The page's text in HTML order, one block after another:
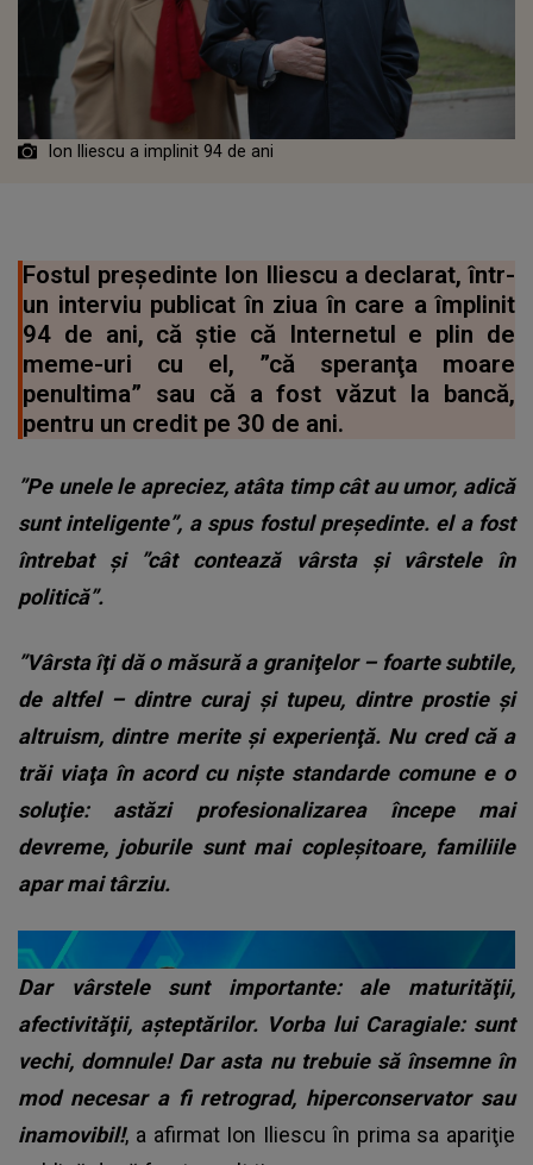
Ion Iliescu a implinit 94 de ani
Fostul preşedinte Ion Iliescu a declarat, într-
un interviu publicat în ziua în care a împlinit
94 de ani, că ştie că Internetul e plin de
meme-uri cu el, ”că speranţa moare
penultima” sau că a fost văzut la bancă,
pentru un credit pe 30 de ani.
”Pe unele le apreciez, atâta timp cât au umor, adică
sunt inteligente”, a spus fostul preşedinte. el a fost
întrebat şi ”cât contează vârsta şi vârstele în
politică”.
”Vârsta îţi dă o măsură a graniţelor – foarte subtile,
de altfel – dintre curaj şi tupeu, dintre prostie şi
altruism, dintre merite şi experienţă. Nu cred că a
trăi viaţa în acord cu nişte standarde comune e o
soluţie: astăzi profesionalizarea începe mai
devreme, joburile sunt mai copleşitoare, familiile
apar mai târziu.
Dar vârstele sunt importante: ale maturităţii,
afectivităţii, aşteptărilor. Vorba lui Caragiale: sunt
vechi, domnule! Dar asta nu trebuie să însemne în
mod necesar a fi retrograd, hiperconservator sau
inamovibil!, a afirmat Ion Iliescu în prima sa apariţie